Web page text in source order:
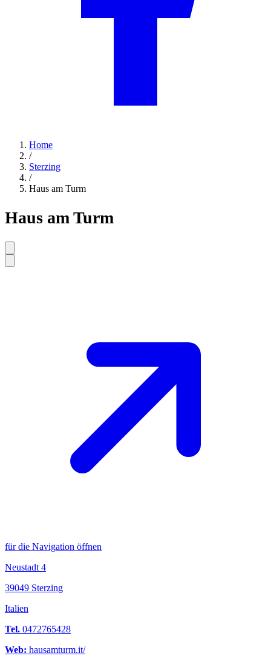
Home
/
Sterzing
/
Haus am Turm
Haus am Turm
für die Navigation öffnen
Neustadt 4
39049 Sterzing
Italien
Tel. 0472765428
Web: hausamturm.it/